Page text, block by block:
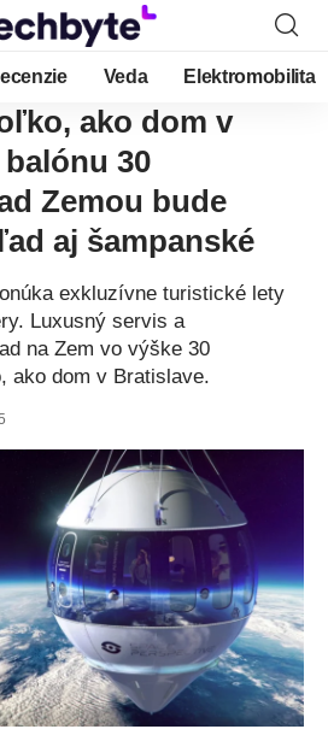
Veda Elektromobilita
ako dom v
30
Zemou bude
aj šampanské
exkluzívne turistické lety
Luxusný servis a
na Zem vo výške 30
ako dom v Bratislave.